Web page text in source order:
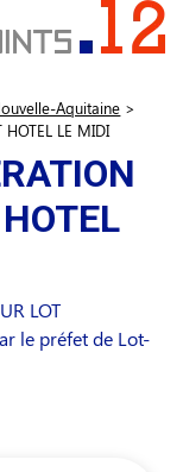
Aquitaine >
HOTEL LE MIDI
LOT
le préfet de Lot-